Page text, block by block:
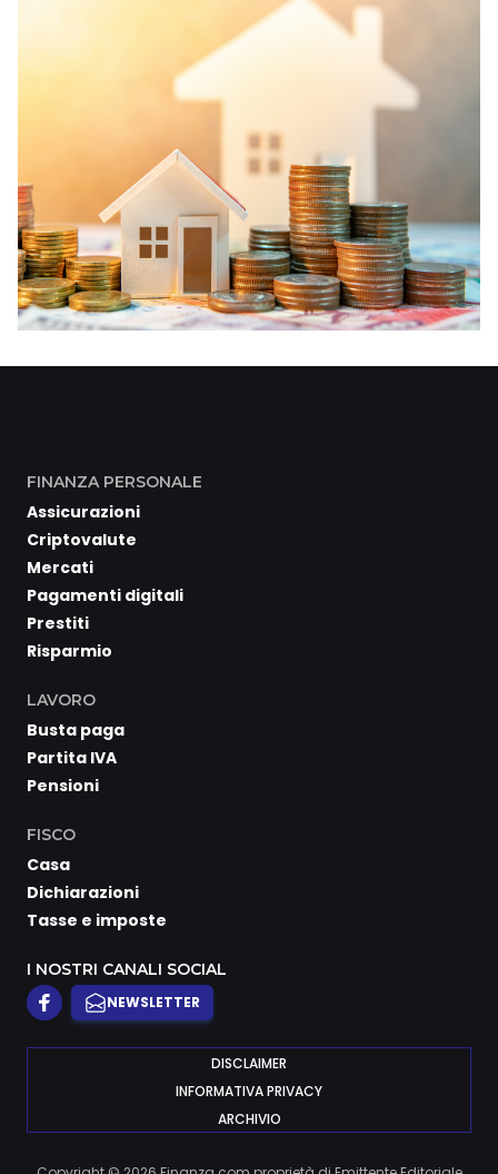
FINANZA PERSONALE
Assicurazioni
Criptovalute
Mercati
Pagamenti digitali
Prestiti
Risparmio
LAVORO
Busta paga
Partita IVA
Pensioni
FISCO
Casa
Dichiarazioni
Tasse e imposte
I NOSTRI CANALI SOCIAL
NEWSLETTER
DISCLAIMER
INFORMATIVA PRIVACY
ARCHIVIO